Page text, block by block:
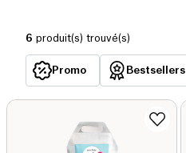
6 produit(s) trouvé(s)
Promo Bestsellers